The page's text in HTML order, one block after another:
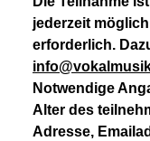
jederzeit
erforderlich.
Notwendige
Alter des
Adresse,